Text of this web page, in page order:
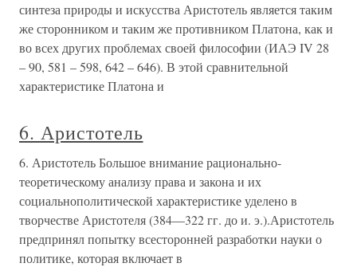
синтеза природы и искусства Аристотель является таким
же сторонником и таким же противником Платона, как и
во всех других проблемах своей философии (ИАЭ IV 28
– 90, 581 – 598, 642 – 646). В этой сравнительной
характеристике Платона и
6. Аристотель
6. Аристотель Большое внимание рационально-
теоретическому анализу права и закона и их
социальнополитической характеристике уделено в
творчестве Аристотеля (384—322 гг. до и. э.).Аристотель
предпринял попытку всесторонней разработки науки о
политике, которая включает в